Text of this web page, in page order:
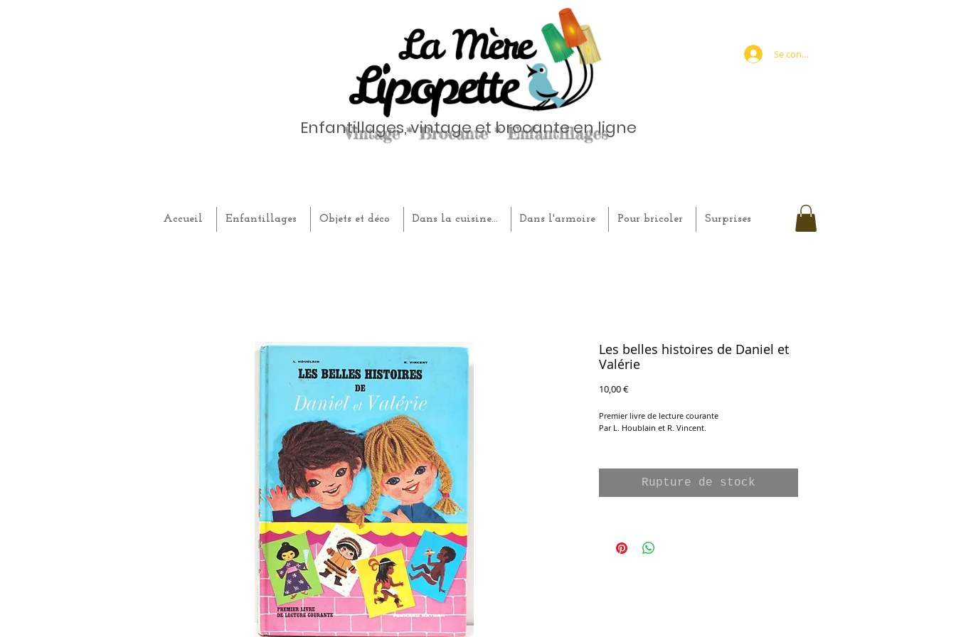
Enfantillages, vintage et brocante en ligne
Accueil Enfantillages Objets et déco Dans la cuisine... Dans l'armoire Pour bricoler Surprises
Se connecter
Les belles histoires de Daniel et
Valérie
10,00 €Prix
Premier livre de lecture courante
Par L. Houblain et R. Vincent.
Couverture cartonnée, 95 pages
18 x 24,5 cmRupture de stock